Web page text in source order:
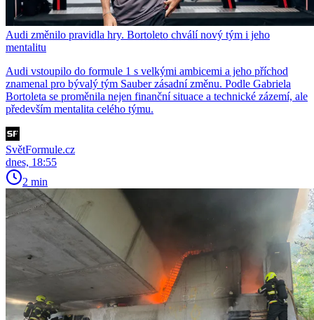
Audi změnilo pravidla hry. Bortoleto chválí nový tým i jeho
mentalitu
Audi vstoupilo do formule 1 s velkými ambicemi a jeho příchod
znamenal pro bývalý tým Sauber zásadní změnu. Podle Gabriela
Bortoleta se proměnila nejen finanční situace a technické zázemí, ale
především mentalita celého týmu.
SvětFormule.cz
dnes, 18:55
2 min